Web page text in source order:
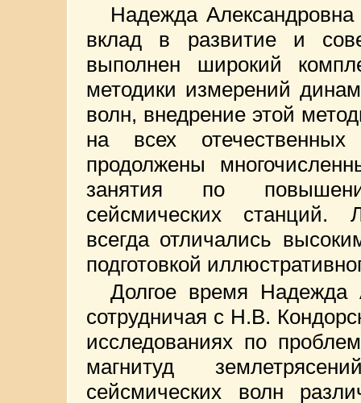
Надежда
вклад в развитие и
выполнен широкий
методики измерений
волн, внедрение этой
на всех
продолжены
занятия по
сейсмических
всегда отличались
подготовкой
Долгое время Надежда
сотрудничая с Н.В.
исследованиях по
магнитуд
сейсмических волн